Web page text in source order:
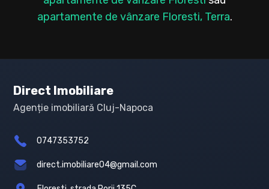
apartamente de vânzare Floresti, Terra.
Direct Imobiliare
Agenție imobiliară Cluj-Napoca
0747353752
direct.imobiliare04@gmail.com